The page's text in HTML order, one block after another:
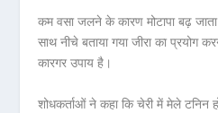
कम वसा जलने के कारण मोटापा बढ़
साथ नीचे बताया गया जीरा का प्रयोग
कारगर उपाय है।
शोधकर्ताओं ने कहा कि चेरी में मेले टनिन